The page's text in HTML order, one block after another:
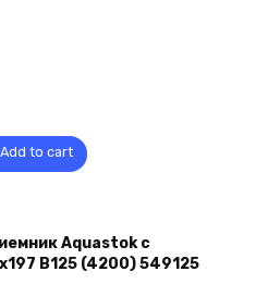
Add to cart
Aquastok с
B125 (4200) 549125